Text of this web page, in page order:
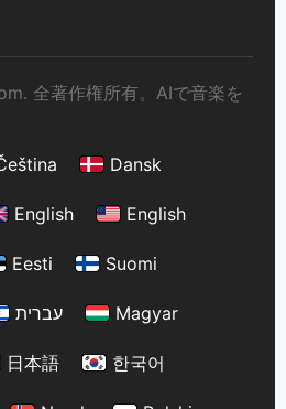
全著作権所有。AIで音楽を
Dansk
English English
Eesti Suomi
עברית Magyar
日本語 한국어